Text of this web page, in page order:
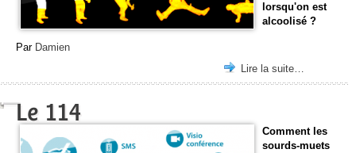
lorsqu'on est
alcoolisé ?
Par Damien
Lire la suite…
Le 114
Comment les
sourds-muets